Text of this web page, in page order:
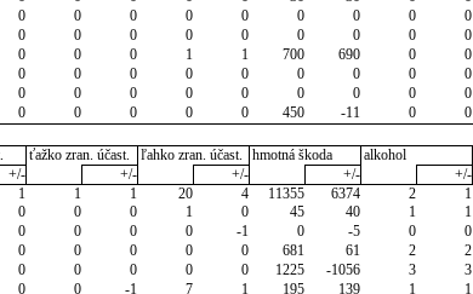
0 0 0 0 0 0 0 0 0
0 0 0 0 0 0 0 0 0
0 0 0 1 1 700 690 0 0
0 0 0 0 0 0 0 0 0
0 0 0 0 0 0 0 0 0
0 0 0 0 0 450 -11 0 0
ťažko zran. účast. ľahko zran. účast. hmotná škoda alkohol
+/- +/- +/- +/- +/-
1 1 1 20 4 11355 6374 2 1
0 0 0 1 0 45 40 1 1
0 0 0 0 -1 0 -5 0 0
0 0 0 0 0 681 61 2 2
0 0 0 0 0 1225 -1056 3 3
0 0 -1 7 1 195 139 1 1